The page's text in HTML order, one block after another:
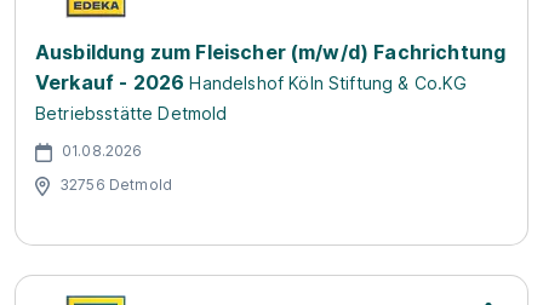
Ausbildung zum Fleischer (m/w/d) Fachrichtung
Verkauf - 2026 Handelshof Köln Stiftung & Co.KG
Betriebsstätte Detmold
01.08.2026
32756 Detmold